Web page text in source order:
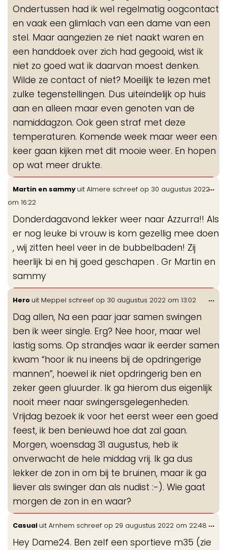
Ondertussen had ik wel regelmatig oogcontact
en vaak een glimlach van een dame van een
stel. Maar aangezien ze niet naakt waren en
een handdoek over zich had gegooid, wist ik
niet zo goed wat ik daarvan moest denken.
Wilde ze contact of niet? Moeilijk te lezen met
zulke tegenstellingen. Dus uiteindelijk op huis
aan en alleen maar even genoten van de
namiddagzon. Ook geen straf met deze
temperaturen. Komende week maar weer een
keer gaan kijken met dit mooie weer. En hopen
op wat meer drukte.
Martin en sammy uit Almere schreef op 30 augustus 2022
om 16:22
Donderdagavond lekker weer naar Azzurra!! Als
er nog leuke bi vrouw is kom gezellig mee doen
, wij zitten heel veer in de bubbelbaden! Zij
heerlijk bi en hij goed geschapen . Gr Martin en
sammy
...
Hero uit Meppel schreef op 30 augustus 2022 om 13:02
Dag allen, Na een paar jaar samen swingen
ben ik weer single. Erg? Nee hoor, maar wel
lastig soms. Op strandjes waar ik eerder samen
kwam “hoor ik nu ineens bij de opdringerige
mannen”, hoewel ik niet opdringerig ben en
zeker geen gluurder. Ik ga hierom dus eigenlijk
nooit meer naar swingersgelegenheden.
Vrijdag bezoek ik voor het eerst weer een goed
feest, ik ben benieuwd hoe dat zal gaan.
Morgen, woensdag 31 augustus, heb ik
onverwacht de hele middag vrij. Ik ga dus
lekker de zon in om bij te bruinen, maar ik ga
liever als swinger dan als nudist :-). Wie gaat
morgen de zon in en waar?
...
Casual uit Arnhem schreef op 29 augustus 2022 om 22:48
Hey Dame24. Ben zelf een sportieve m35 (zie
...